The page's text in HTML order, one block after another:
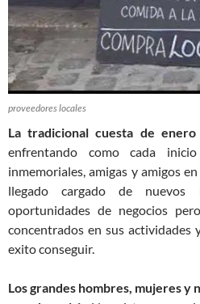
proveedores locales
La tradicional cuesta de
enfrentando como cada
inmemoriales, amigas y amigos
llegado cargado de
oportunidades de negocios
concentrados en sus actividades
exito conseguir.
Los grandes hombres, mujeres y